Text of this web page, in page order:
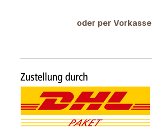
oder per Vorkasse